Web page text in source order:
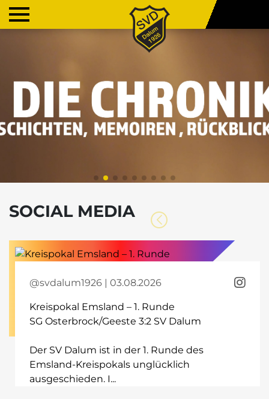
SOCIAL MEDIA
@svdalum1926 | 03.08.2026
Kreispokal Emsland – 1. Runde
SG Osterbrock/Geeste 3:2 SV Dalum
Der SV Dalum ist in der 1. Runde des
Emsland-Kreispokals unglücklich
ausgeschieden. I...